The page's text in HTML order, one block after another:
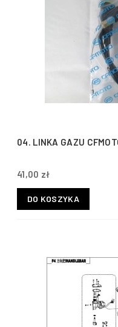
04. LINKA GAZU
41,00 zł
DO KOSZYKA